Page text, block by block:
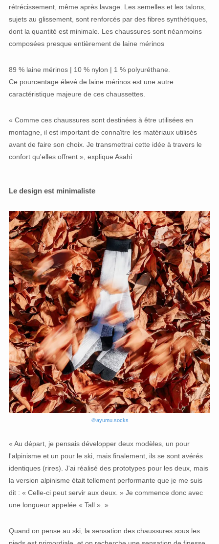
rétrécissement, même après lavage. Les semelles et les talons,
sujets au glissement, sont renforcés par des fibres synthétiques,
dont la quantité est minimale. Les chaussures sont néanmoins
composées presque entièrement de laine mérinos
89 % laine mérinos | 10 % nylon | 1 % polyuréthane.
Ce pourcentage élevé de laine mérinos est une autre
caractéristique majeure de ces chaussettes.
« Comme ces chaussures sont destinées à être utilisées en
montagne, il est important de connaître les matériaux utilisés
avant de faire son choix. Je transmettrai cette idée à travers le
confort qu'elles offrent », explique Asahi
Le design est minimaliste
＠ayumu.socks
« Au départ, je pensais développer deux modèles, un pour
l'alpinisme et un pour le ski, mais finalement, ils se sont avérés
identiques (rires). J'ai réalisé des prototypes pour les deux, mais
la version alpinisme était tellement performante que je me suis
dit : « Celle-ci peut servir aux deux. » Je commence donc avec
une longueur appelée « Tall ». »
Quand on pense au ski, la sensation des chaussures sous les